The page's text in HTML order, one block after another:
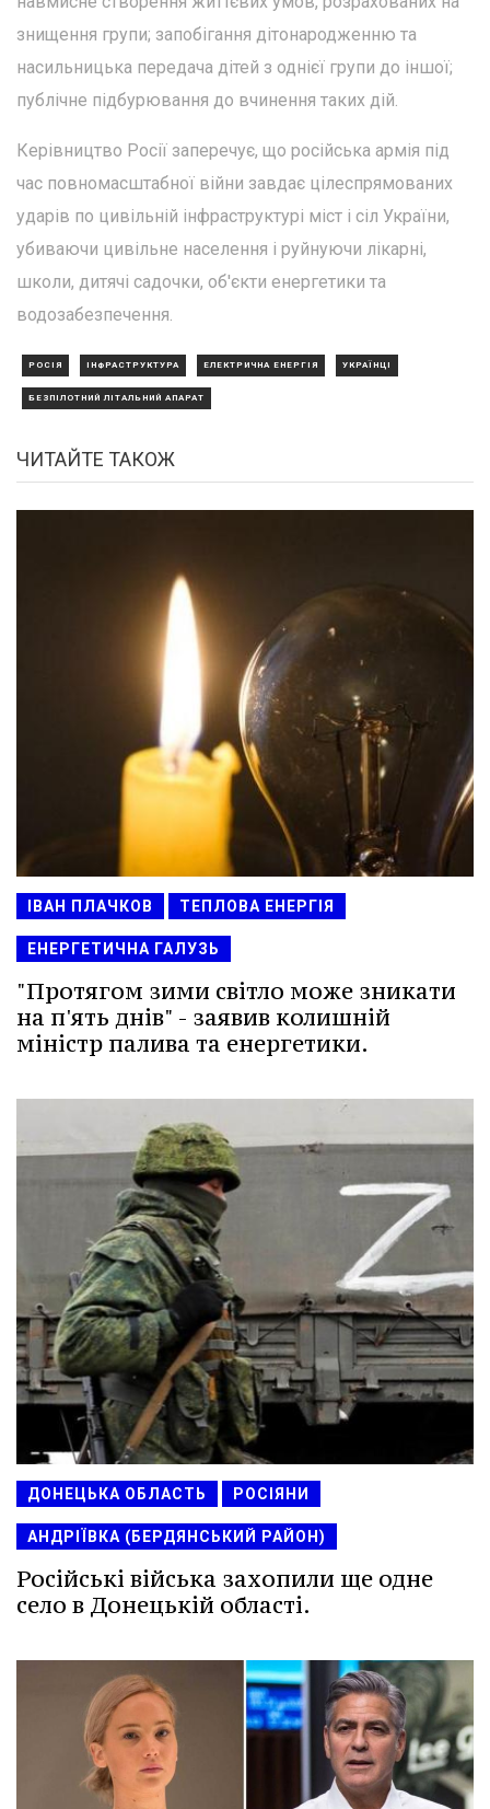
знищення групи; запобігання дітонародженню та
насильницька передача дітей з однієї групи до іншої;
публічне підбурювання до вчинення таких дій.
Керівництво Росії заперечує, що російська армія під
час повномасштабної війни завдає цілеспрямованих
ударів по цивільній інфраструктурі міст і сіл України,
убиваючи цивільне населення і руйнуючи лікарні,
школи, дитячі садочки, об'єкти енергетики та
водозабезпечення.
РОСІЯ ІНФРАСТРУКТУРА ЕЛЕКТРИЧНА ЕНЕРГІЯ УКРАЇНЦІ
БЕЗПІЛОТНИЙ ЛІТАЛЬНИЙ АПАРАТ
ЧИТАЙТЕ ТАКОЖ
ІВАН ПЛАЧКОВ ТЕПЛОВА ЕНЕРГІЯ
ЕНЕРГЕТИЧНА ГАЛУЗЬ
"Протягом зими світло може зникати
на п'ять днів" - заявив колишній
міністр палива та енергетики.
ДОНЕЦЬКА ОБЛАСТЬ РОСІЯНИ
АНДРІЇВКА (БЕРДЯНСЬКИЙ РАЙОН)
Російські війська захопили ще одне
село в Донецькій області.